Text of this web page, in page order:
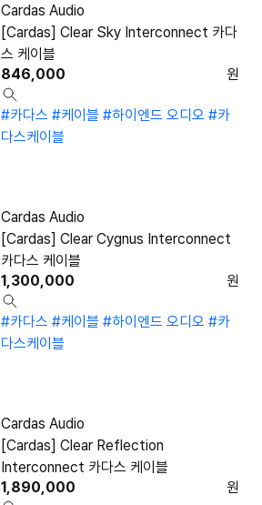
Cardas Audio
[Cardas] Clear Sky Interconnect 카다
스 케이블
846,000
원
#카다스 #케이블 #하이엔드 오디오 #카
다스케이블
Cardas Audio
[Cardas] Clear Cygnus Interconnect
카다스 케이블
1,300,000
원
#카다스 #케이블 #하이엔드 오디오 #카
다스케이블
Cardas Audio
[Cardas] Clear Reflection
Interconnect 카다스 케이블
1,890,000
원